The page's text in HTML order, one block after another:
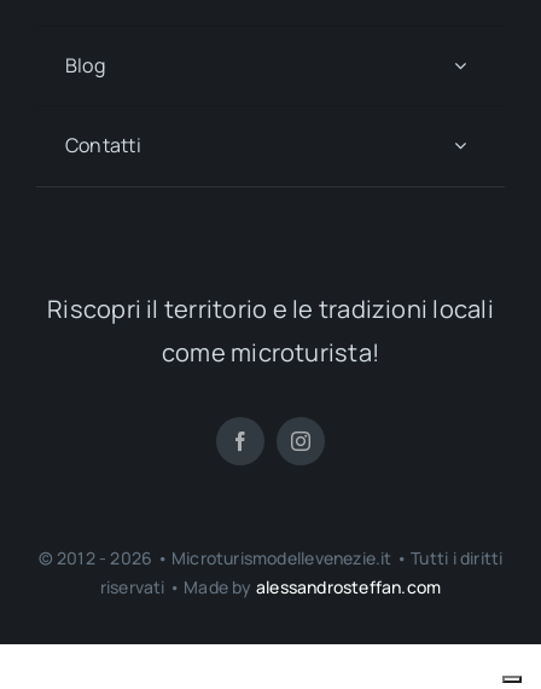
Blog
Contatti
Riscopri il territorio e le tradizioni locali
come microturista!
© 2012 - 2026 • Microturismodellevenezie.it • Tutti i diritti
riservati • Made by alessandrosteffan.com